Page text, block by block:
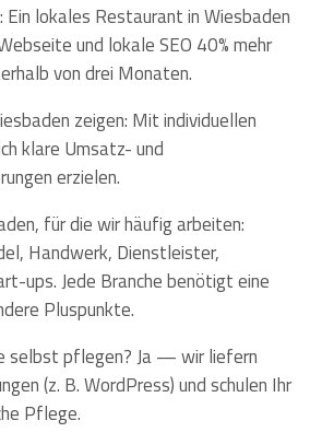
Ein lokales Restaurant in Wiesbaden
und lokale SEO 40% mehr
von drei Monaten.
zeigen: Mit individuellen
klare Umsatz- und
erzielen.
für die wir häufig arbeiten:
Handwerk, Dienstleister,
ups. Jede Branche benötigt eine
Pluspunkte.
selbst pflegen? Ja — wir liefern
(z. B. WordPress) und schulen Ihr
Pflege.